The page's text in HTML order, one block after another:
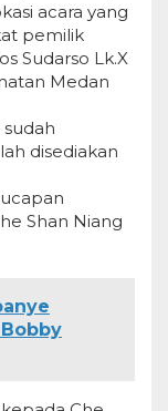
acara yang
pemilik
Sudarso Lk.X
Medan
disediakan
Shan Niang